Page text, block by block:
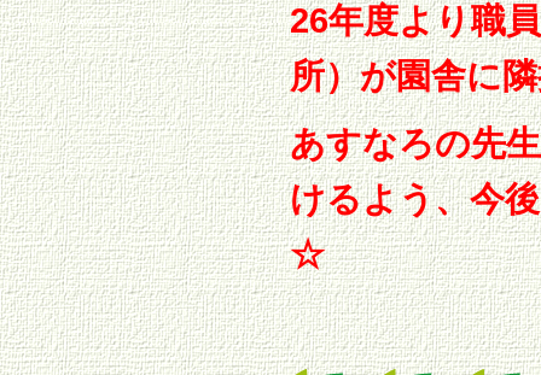
26年度より職
所）が園舎に
あすなろの先
けるよう、今
☆